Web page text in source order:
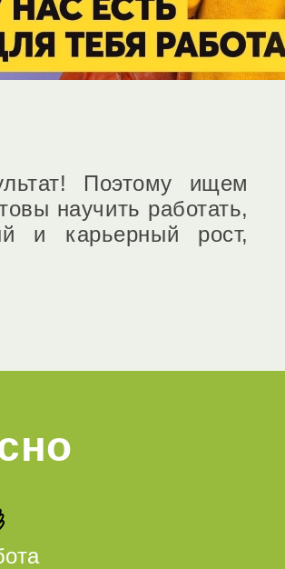
Поэтому ищем
научить работать,
и карьерный рост,